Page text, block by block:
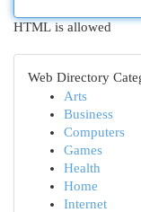
HTML is allowed
Web Directory
Arts
Business
Computers
Games
Health
Home
Internet